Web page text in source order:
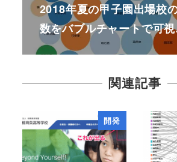
2018年夏の甲子園出場校
数をバブルチャートで可
関連記事
開発